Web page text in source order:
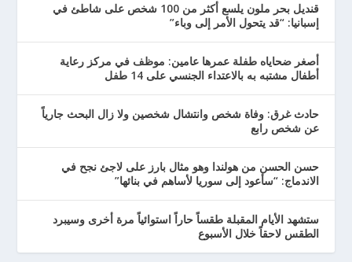
قنديل بحر ملون يلسع أكثر من 100 شخص على شاطئ في
إسبانيا: “قد يتحول الأمر إلى وباء”
أصغر ضحاياه طفلة عمرها عامين: موظف في مركز رعاية
أطفال مشتبه به بالاعتداء الجنسي على 14 طفل
حادث غرق: وفاة شخص وانتشال شخصين ولا زال البحث جارياً
عن شخص رابع
حسن الحسن من هولندا وهو مثال بارز على لاجئ نجح في
الاندماج: “سأعود إلى سوريا لأساهم في بنائها”
ستشهد الأيام المقبلة طقساً حاراً استوائياً مرة أخرى وسيبرد
الطقس لاحقاً خلال الأسبوع